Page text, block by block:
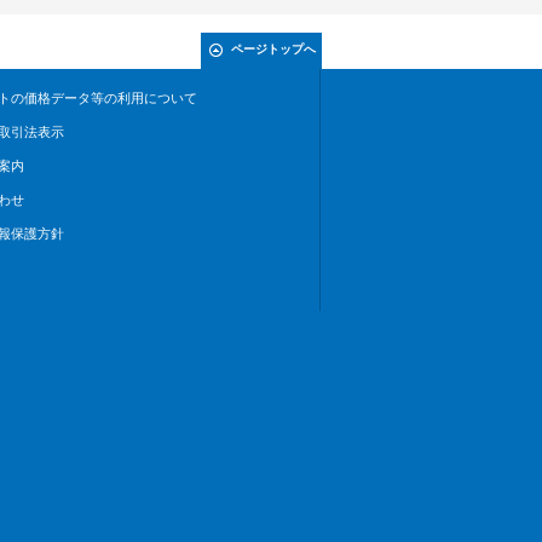
ページトップへ
の価格データ等の利用について
引法表示
内
せ
保護方針